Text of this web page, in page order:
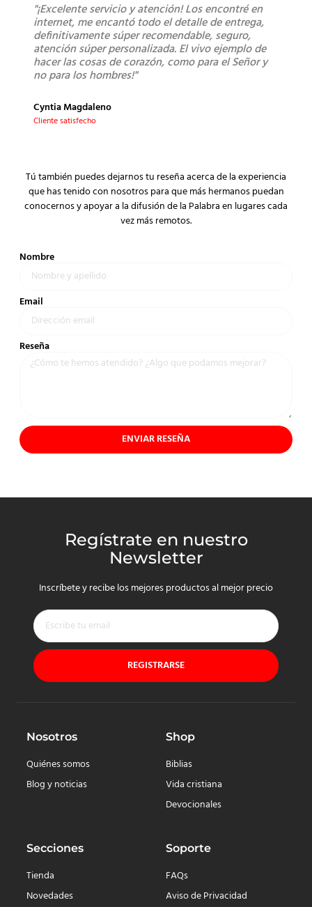
"¡Excelente servicio y atención! Los encontré en
internet, me encantó todo el detalle de entrega,
definitivamente súper recomendable, seguro,
atención súper personalizada. El vivo ejemplo de
hacer las cosas de corazón, como para el Señor y
no para los hombres!"
Cyntia Magdaleno
Cliente satisfecho
Tú también puedes dejarnos tu reseña acerca de la experiencia
que has tenido con nosotros para que más hermanos puedan
conocernos y apoyar a la difusión de la Palabra en lugares cada
vez más remotos.
Nombre
Email
Reseña
ENVIAR RESEÑA
Regístrate en nuestro
Newsletter
Inscríbete y recibe los mejores productos al mejor precio
REGISTRARSE
Nosotros
Quiénes somos
Blog y noticias
Shop
Biblias
Vida cristiana
Devocionales
Secciones
Tienda
Novedades
Soporte
FAQs
Aviso de Privacidad